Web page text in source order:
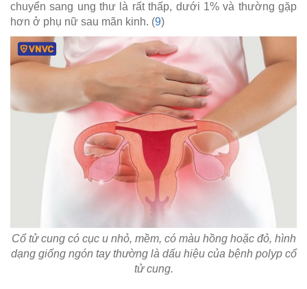
chuyển sang ung thư là rất thấp, dưới 1% và thường gặp
hơn ở phụ nữ sau mãn kinh. (9)
Cổ tử cung có cục u nhỏ, mềm, có màu hồng hoặc đỏ, hình
dạng giống ngón tay thường là dấu hiệu của bệnh polyp cổ
tử cung.